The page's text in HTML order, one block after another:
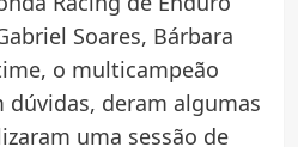
Soares, Bárbara
o multicampeão
dúvidas, deram algumas
uma sessão de